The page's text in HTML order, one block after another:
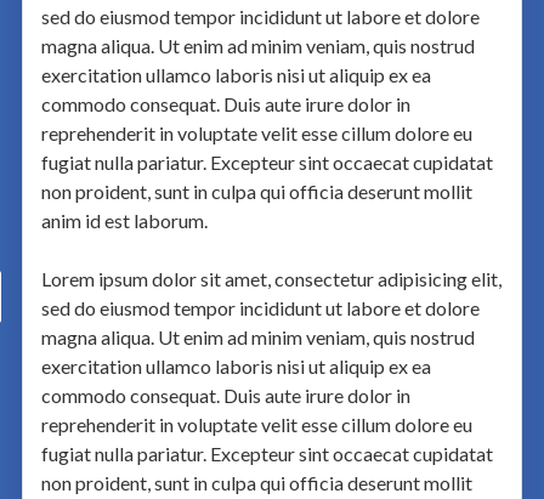
sed do eiusmod tempor incididunt ut labore et dolore
magna aliqua. Ut enim ad minim veniam, quis nostrud
exercitation ullamco laboris nisi ut aliquip ex ea
commodo consequat. Duis aute irure dolor in
reprehenderit in voluptate velit esse cillum dolore eu
fugiat nulla pariatur. Excepteur sint occaecat cupidatat
non proident, sunt in culpa qui officia deserunt mollit
anim id est laborum.
Lorem ipsum dolor sit amet, consectetur adipisicing elit,
sed do eiusmod tempor incididunt ut labore et dolore
magna aliqua. Ut enim ad minim veniam, quis nostrud
exercitation ullamco laboris nisi ut aliquip ex ea
commodo consequat. Duis aute irure dolor in
reprehenderit in voluptate velit esse cillum dolore eu
fugiat nulla pariatur. Excepteur sint occaecat cupidatat
non proident, sunt in culpa qui officia deserunt mollit